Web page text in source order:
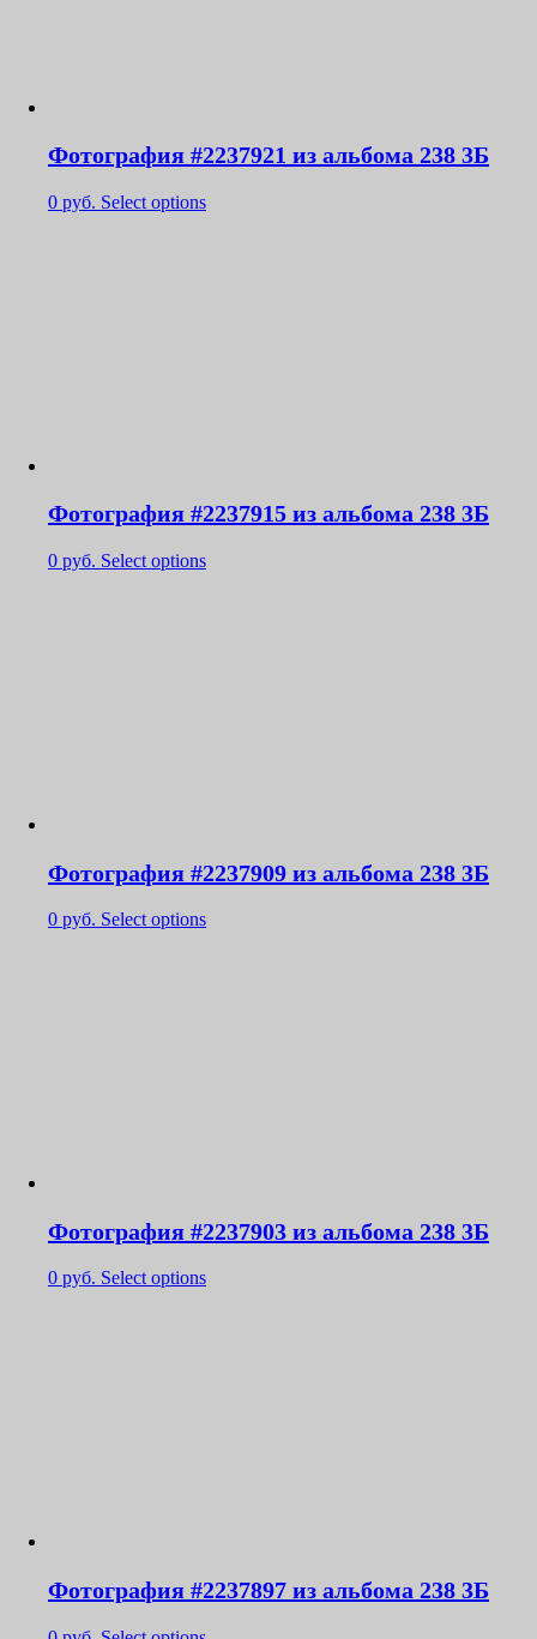
Фотография #2237921 из альбома 238 3Б
0 руб. Select options
Фотография #2237915 из альбома 238 3Б
0 руб. Select options
Фотография #2237909 из альбома 238 3Б
0 руб. Select options
Фотография #2237903 из альбома 238 3Б
0 руб. Select options
Фотография #2237897 из альбома 238 3Б